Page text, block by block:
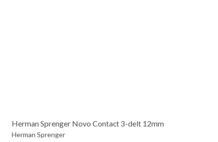
Herman Sprenger Novo Contact 3-delt 12mm
Herman Sprenger